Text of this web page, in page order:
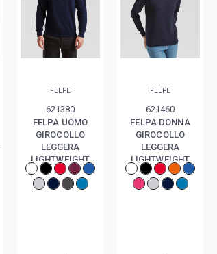
FELPE
621380
FELPA UOMO
GIROCOLLO
LEGGERA
LIGHTWEIGHT
FELPE
621460
FELPA DONNA
GIROCOLLO
LEGGERA
LIGHTWEIGHT